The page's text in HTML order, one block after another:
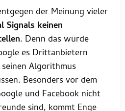
der Meinung vieler
Signals keinen
. Denn das würde
es Drittanbietern
Algorithmus
Besonders vor dem
und Facebook nicht